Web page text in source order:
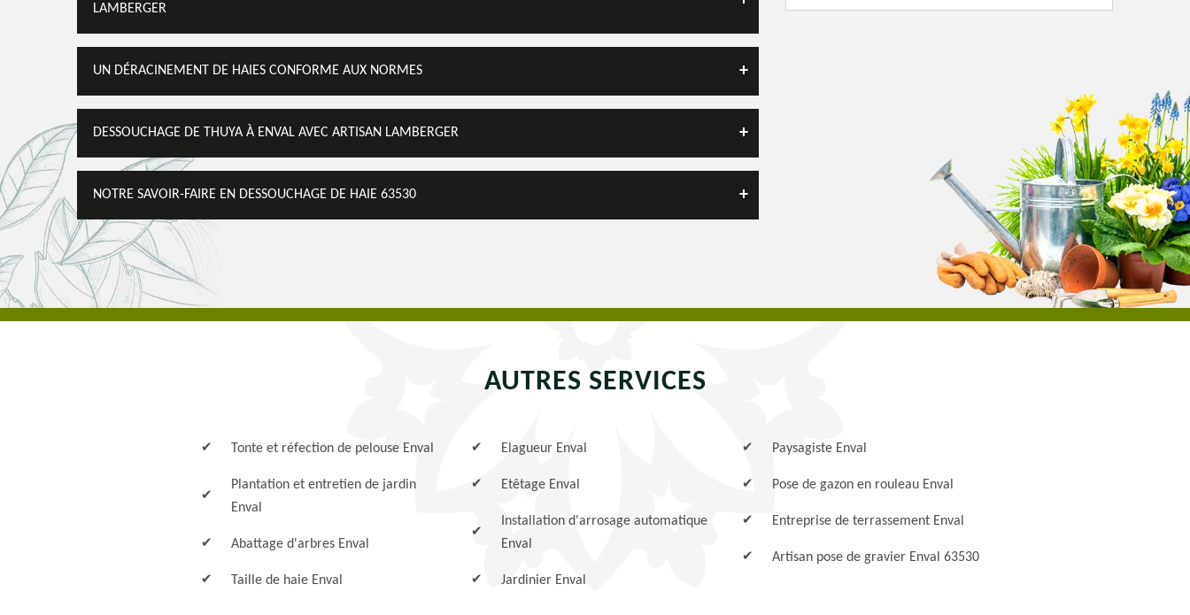
LAMBERGER
UN DÉRACINEMENT DE HAIES CONFORME AUX NORMES
DESSOUCHAGE DE THUYA À ENVAL AVEC ARTISAN LAMBERGER
NOTRE SAVOIR-FAIRE EN DESSOUCHAGE DE HAIE 63530
AUTRES SERVICES
Tonte et réfection de pelouse Enval
Plantation et entretien de jardin
Enval
Abattage d'arbres Enval
Taille de haie Enval
Elagueur Enval
Etêtage Enval
Installation d'arrosage automatique
Enval
Jardinier Enval
Paysagiste Enval
Pose de gazon en rouleau Enval
Entreprise de terrassement Enval
Artisan pose de gravier Enval 63530